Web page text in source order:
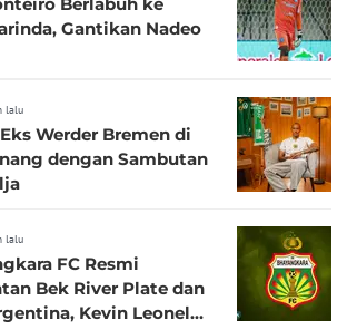
Gantikan Nadeo
lalu
Werder Bremen di
dengan Sambutan
lalu
FC Resmi
Bek River Plate dan
Leonel